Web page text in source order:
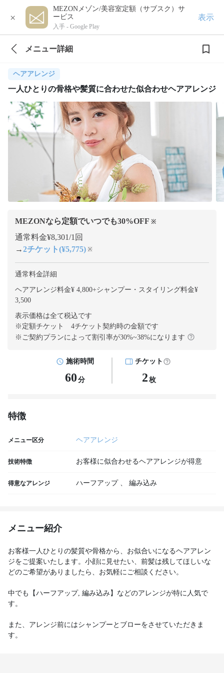
×
MEZONメゾン/美容室定額（サブスク）サ
ービス
入手 - Google Play
表示
メニュー詳細
ヘアアレンジ
一人ひとりの骨格や髪質に合わせた似合わせヘアアレンジ
MEZONなら定額でいつでも30%OFF ※
通常料金¥8,301/1回
→2チケット(¥5,775) ※
通常料金詳細
ヘアアレンジ料金¥ 4,800+シャンプー・スタイリング料金¥
3,500
表示価格は全て税込です
※定額チケット 4チケット契約時の金額です
※ご契約プランによって割引率が30%~38%になります
施術時間
60 分
チケット
2 枚
特徴
メニュー区分 ヘアアレンジ
技術特徴 お客様に似合わせるヘアアレンジが得意
得意なアレンジ ハーフアップ 、 編み込み
メニュー紹介
お客様一人ひとりの髪質や骨格から、お似合いになるヘアアレン
ジをご提案いたします。小顔に見せたい、前髪は残してほしいな
どのご希望がありましたら、お気軽にご相談ください。
中でも【ハーフアップ, 編み込み】などのアレンジが特に人気で
す。
また、アレンジ前にはシャンプーとブローをさせていただきま
す。